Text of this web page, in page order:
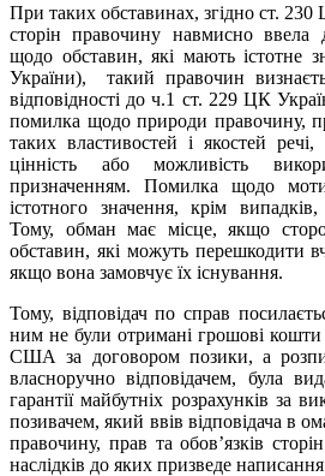
При таких обставинах, згідно ст.
сторін правочину навмисно
щодо обставин, які мають істотне
України), такий правочин
відповідності до ч.1 ст. 229 ЦК
помилка щодо природи правочину,
таких властивостей і якостей
цінність або можливість
призначенням. Помилка щодо
істотного значення, крім
Тому, обман має місце, якщо
обставин, які можуть перешкодити
якщо вона замовчує їх існування.
Тому, відповідач по справ
ним не були отримані грошові кошти
США за договором позики, а
власноручно відповідачем, була
гарантії майбутніх розрахунків за
позивачем, який ввів відповідача в
правочину, прав та обов’язків
наслідків до яких призведе